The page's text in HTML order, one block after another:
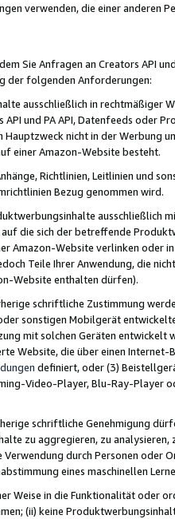
verwenden, die einer anderen
Sie Anfragen an Creators API
der folgenden Anforderungen:
ausschließlich in rechtmäßiger
API und PA API, Datenfeeds oder
Hauptzweck nicht in der Werbung
einer Amazon-Website besteht.
Richtlinien, Leitlinien und
Bezug genommen wird.
ausschließlich
die sich der betreffende
Amazon-Website verlinken oder
Teile Ihrer Anwendung, die
Website enthalten dürfen).
schriftliche Zustimmung
sonstigen Mobilgerät
mit solchen Geräten
Website, die über einen
definiert, oder (3)
Video-Player, Blu-Ray-Player
schriftliche Genehmigung
zu aggregieren, zu
Verwendung durch Personen
eines maschinellen
Weise in die Funktionalität oder
(ii) keine